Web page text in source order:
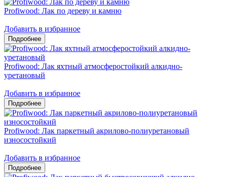
Profiwood: Лак по дереву и камню
Добавить в избранное
Profiwood: Лак яхтный атмосферостойкий алкидно-
уретановый
Добавить в избранное
Profiwood: Лак паркетный акрилово-полиуретановый
износостойкий
Добавить в избранное